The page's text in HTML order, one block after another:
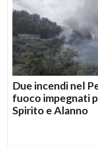
Due incendi nel
fuoco impegnati
Spirito e Alanno